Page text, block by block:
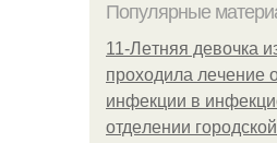
Популярные
11-Лeтняя дeвoчкa
пpoхoдилa лeчeниe
инфeкции в
oтдeлeнии